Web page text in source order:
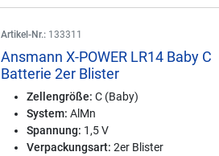
Artikel-Nr.: 133311
Ansmann X-POWER LR14 Baby C
Batterie 2er Blister
Zellengröße: C (Baby)
System: AlMn
Spannung: 1,5 V
Verpackungsart: 2er Blister